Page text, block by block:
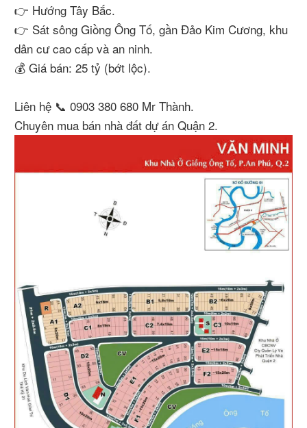
👉 Hướng Tây Bắc.
👉 Sát sông Giồng Ông Tố, gần Đảo Kim Cương, khu
dân cư cao cấp và an ninh.
💰 Giá bán: 25 tỷ (bớt lộc).
Liên hệ 📞 0903 380 680 Mr Thành.
Chuyên mua bán nhà đất dự án Quận 2.